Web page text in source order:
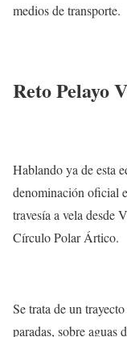
medios de transporte.
Reto Pelayo
Hablando ya de esta
denominación oficial
travesía a vela desde
Círculo Polar Ártico.
Se trata de un
paradas, sobre